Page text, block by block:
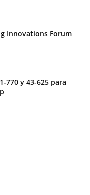
Innovations Forum
770 y 43-625 para